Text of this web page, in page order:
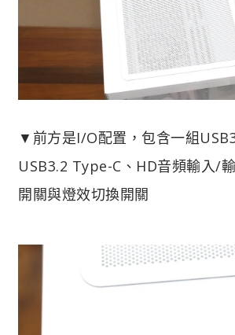
▼前方是I/O配置，包含一組
USB3.2 Type-C、HD音頻輸入/
開關與燈效切換開關